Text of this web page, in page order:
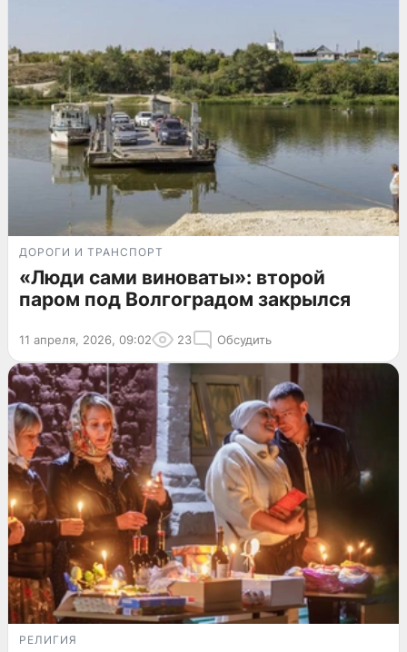
ДОРОГИ И ТРАНСПОРТ
«Люди сами виноваты»: второй
паром под Волгоградом закрылся
11 апреля, 2026, 09:02 23 Обсудить
РЕЛИГИЯ